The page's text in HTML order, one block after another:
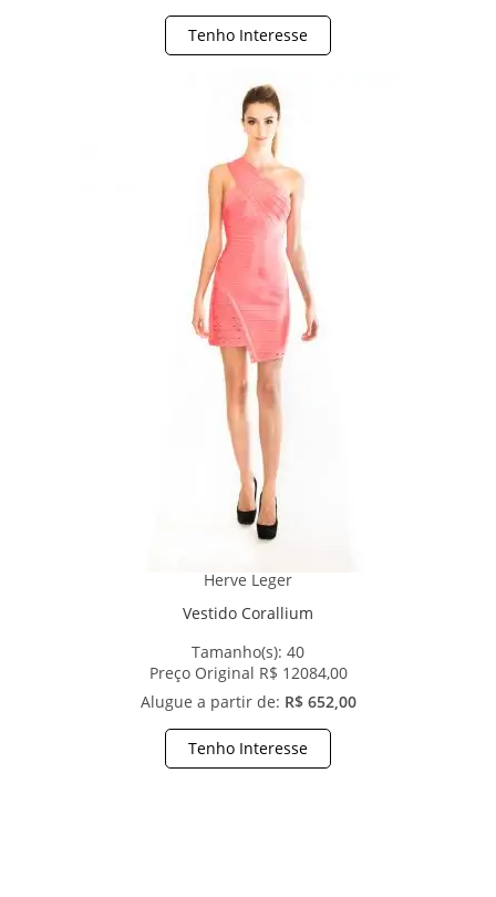
Tenho Interesse
Herve Leger
Vestido Corallium
Tamanho(s): 40
Preço Original R$ 12084,00
Alugue a partir de: R$ 652,00
Tenho Interesse